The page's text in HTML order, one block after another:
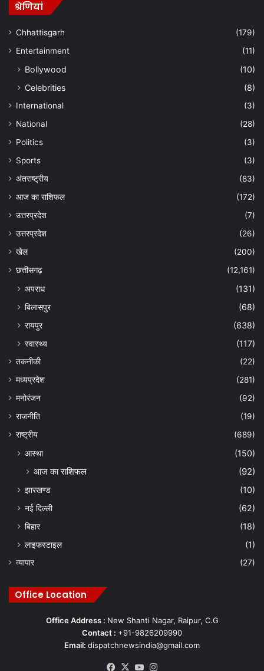
श्रेणियां
Chhattisgarh
(179)
Entertainment
(11)
Bollywood
(10)
Celebrities
(8)
International
(3)
National
(28)
Politics
(3)
Sports
(3)
अंतराष्ट्रीय
(83)
आज का राशिफल
(172)
उत्तरप्रदेश
(7)
उत्तरप्रदेश
(26)
खेल
(200)
छत्तीसगढ़
(12,161)
अपराध
(131)
बिलासपुर
(68)
रायपुर
(638)
स्वास्थ्य
(117)
तकनीकी
(22)
मध्यप्रदेश
(281)
मनोरंजन
(92)
राजनीति
(19)
राष्ट्रीय
(689)
आस्था (150)
आज का राशिफल (92)
झारखण्ड
(10)
नई दिल्ली
(62)
बिहार
(18)
लाइफस्टाइल
(1)
व्यापार (27)
Office Location
Office Address : New Shanti Nagar, Raipur, C.G
Contact : +91-9826209990
Email: dispatchnewsindia@gmail.com
Facebook
X YouTube